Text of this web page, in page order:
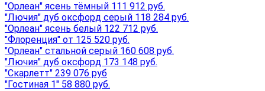
"Орлеан" ясень тёмный 111 912 руб.
"Лючия" дуб оксфорд серый 118 284 руб.
"Орлеан" ясень белый 122 712 руб.
"Флоренция" от 125 520 руб.
"Орлеан" стальной серый 160 608 руб.
"Лючия" дуб оксфорд 173 148 руб.
"Скарлетт" 239 076 руб
"Гостиная 1" 58 880 руб.